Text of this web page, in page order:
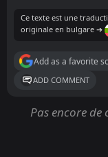
Ce texte est une
originale en bulgare ➔
Add as a favorite
ADD COMMENT
Pas encore de